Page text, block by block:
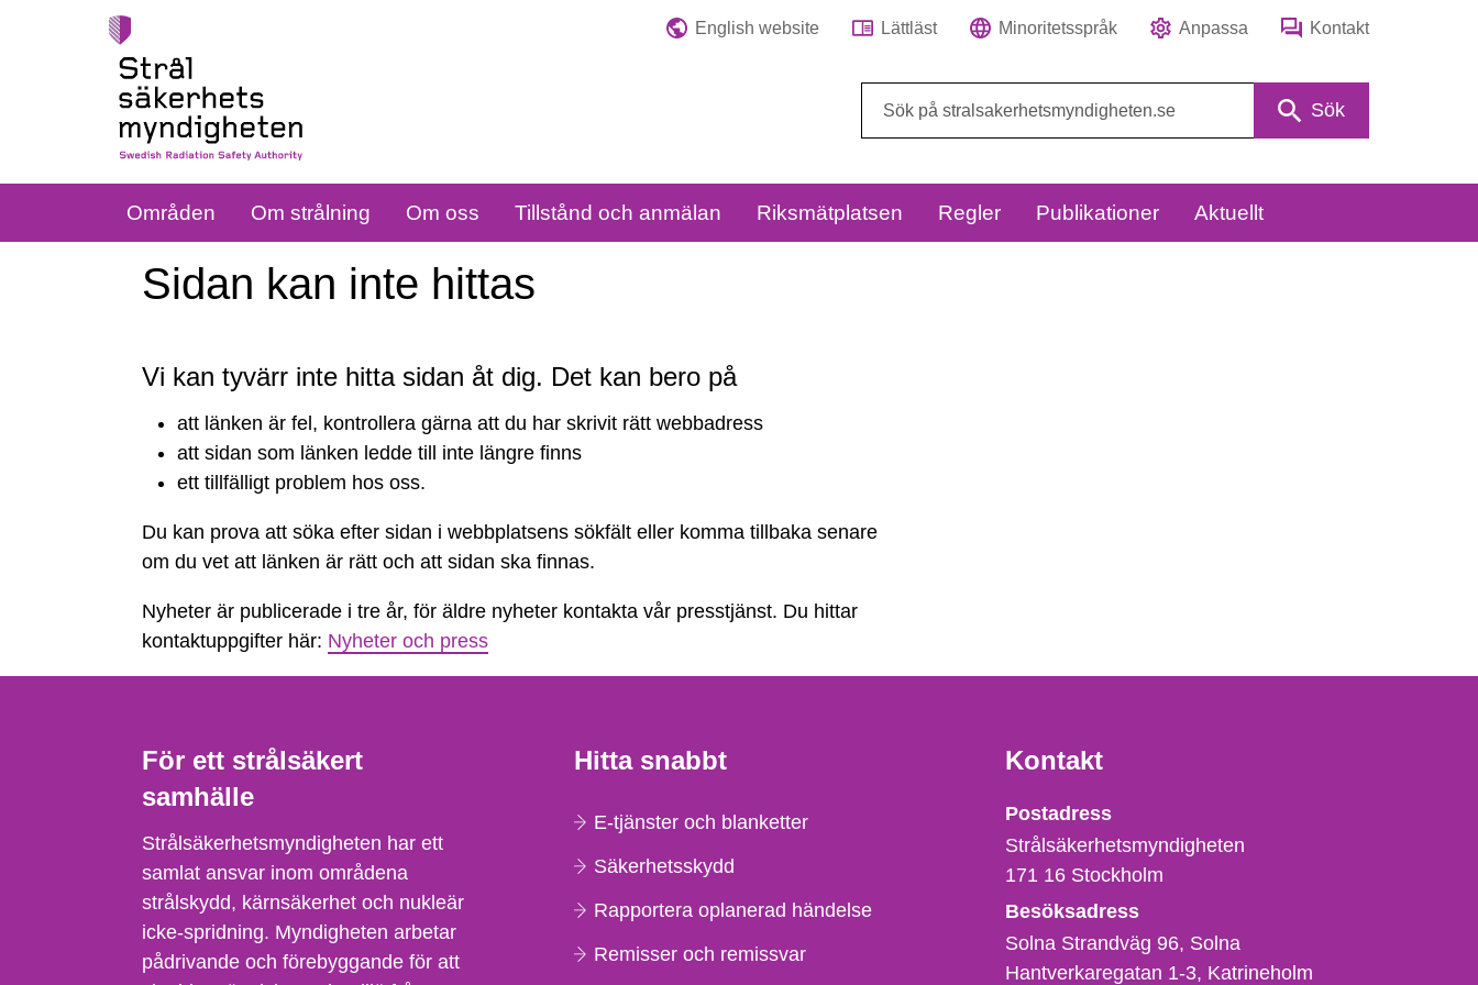
English website Lättläst Minoritetsspråk Anpassa Kontakt
Sök
Områden Om strålning Om oss Tillstånd och anmälan Riksmätplatsen Regler Publikationer Aktuellt
Sidan kan inte hittas
Sidan
kan
inte
hittas
Vi kan tyvärr inte hitta sidan åt dig. Det kan bero på
att länken är fel, kontrollera gärna att du har skrivit rätt webbadress
att sidan som länken ledde till inte längre finns
ett tillfälligt problem hos oss.
Du kan prova att söka efter sidan i webbplatsens sökfält eller komma tillbaka senare
om du vet att länken är rätt och att sidan ska finnas.
Nyheter är publicerade i tre år, för äldre nyheter kontakta vår presstjänst. Du hittar
kontaktuppgifter här: Nyheter och press
För ett strålsäkert
samhälle
Strålsäkerhetsmyndigheten har ett
samlat ansvar inom områdena
strålskydd, kärnsäkerhet och nukleär
icke-spridning. Myndigheten arbetar
pådrivande och förebyggande för att
Hitta snabbt
E-tjänster och blanketter
Säkerhetsskydd
Rapportera oplanerad händelse
Remisser och remissvar
Kontakt
Strålsäkerhetsmyndigheten
Postadress
Strålsäkerhetsmyndigheten
171 16 Stockholm
Besöksadress
Solna Strandväg 96, Solna
Hantverkaregatan 1-3 Katrineholm